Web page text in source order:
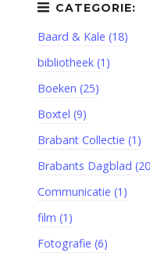
Baard & Kale (18)
bibliotheek (1)
Boeken (25)
Boxtel (9)
Brabant Collectie (1)
Brabants Dagblad
Communicatie (1)
film (1)
Fotografie (6)